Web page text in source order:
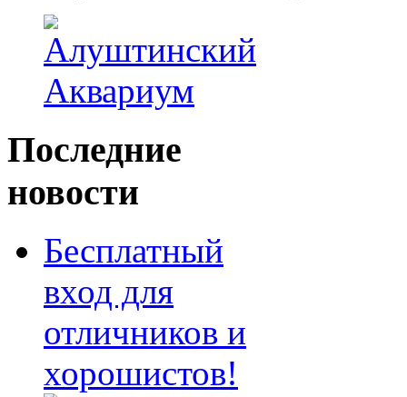
Последние
новости
Бесплатный
вход для
отличников и
хорошистов!